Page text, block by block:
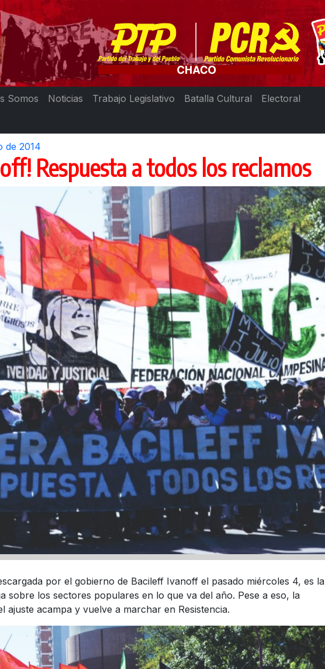
Somos Noticias Trabajo Legislativo Batalla Cultural
Electoral
de 2014
Respuesta a todos los reclamos
por el gobierno de Bacileff Ivanoff el pasado miércoles 4, es la
sobre los sectores populares en lo que va del año. Pese a eso, la
ajuste acampa y vuelve a marchar en Resistencia.